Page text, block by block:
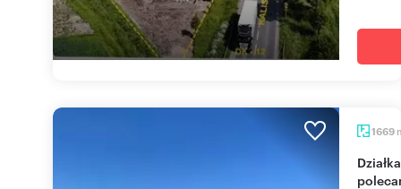
1669
Działka z mediami, blisko natury, do zabudowy -